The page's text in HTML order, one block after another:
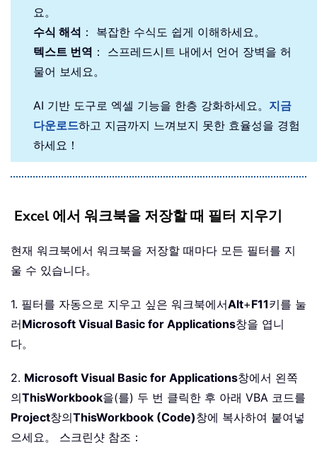
요。
수식 해석 ： 복잡한 수식도 쉽게 이해하세요。
텍스트 번역 ： 스프레드시트 내에서 언어 장벽을 허
물어 보세요。
AI 기반 도구로 엑셀 기능을 한층 강화하세요。 지금
다운로드하고 지금까지 느껴보지 못한 효율성을 경험
하세요！
Excel 에서 워크북을 저장할 때 필터 지우기
현재 워크북에서 워크북을 저장할 때마다 모든 필터를 지
울 수 있습니다。
1. 필터를 자동으로 지우고 싶은 워크북에서Alt+F11키를 눌
러Microsoft Visual Basic for Applications창을 엽니
다。
2. Microsoft Visual Basic for Applications창에서 왼쪽
의ThisWorkbook을(를) 두 번 클릭한 후 아래 VBA 코드를
Project창의ThisWorkbook (Code)창에 복사하여 붙여넣
으세요。 스크린샷 참조：